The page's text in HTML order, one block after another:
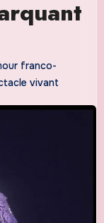
franco-
vivant